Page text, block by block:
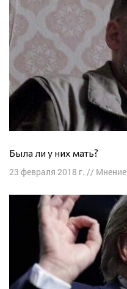
Была ли у них мать?
23 февраля 2018 г. // Мнение